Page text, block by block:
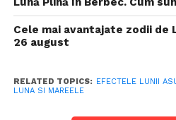
Cele mai avantajate zodii de
26 august
RELATED TOPICS: EFECTELE LUNII
LUNA SI MAREELE